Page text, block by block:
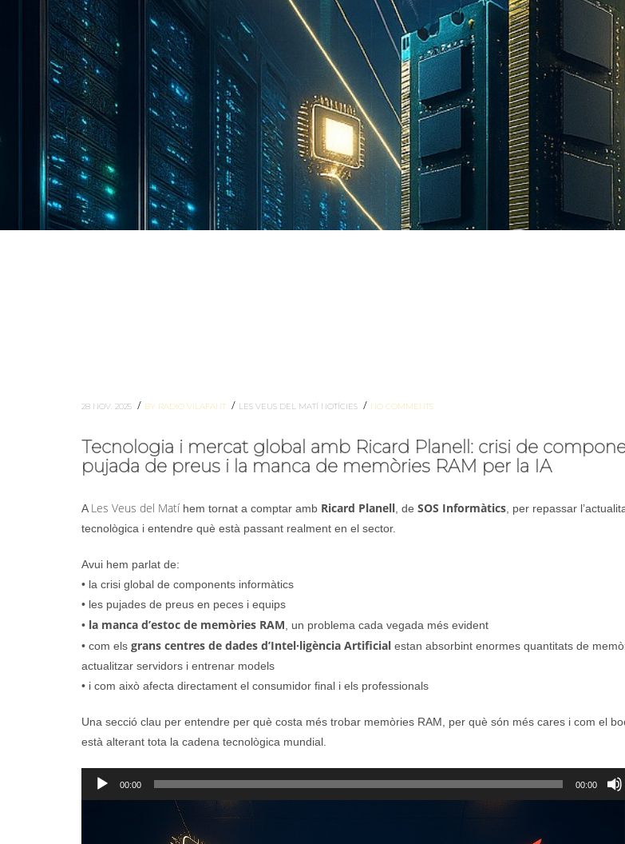
28 NOV. 2025 / BY RADIO VILAFANT / LES VEUS DEL MATÍ NOTÍCIES / NO COMMENTS
Tecnologia i mercat global amb Ricard Planell: crisi de
pujada de preus i la manca de memòries RAM per la IA
A Les Veus del Matí hem tornat a comptar amb Ricard Planell , de SOS Informàtics , per repassar
tecnològica i entendre què està passant realment en el sector.
Avui hem parlat de:
• la crisi global de components informàtics
• les pujades de preus en peces i equips
• la manca d’estoc de memòries RAM , un problema cada vegada més evident
• com els grans centres de dades d’Intel·ligència Artificial estan absorbint enormes quantitats de
actualitzar servidors i entrenar models
• i com això afecta directament el consumidor final i els professionals
Una secció clau per entendre per què costa més trobar memòries RAM, per què són més cares i com el
està alterant tota la cadena tecnològica mundial.
Reproductor
d'àudio
00:00 00:00